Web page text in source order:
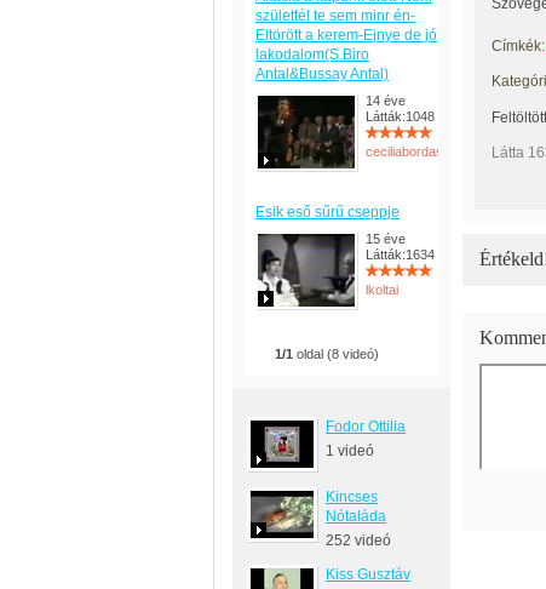
születtél te sem minr én-
Eltörött a kerem-Ejnye de jó
lakodalom(S.Biro
Antal&Bussay Antal)
14 éve
Látták:1048
ceciliabordas
Esik eső sűrű cseppje
15 éve
Látták:1634
lkoltai
1/1 oldal (8 videó)
Fodor Ottilia
1 videó
Kincses
Nótaláda
252 videó
Kiss Gusztáv
Címkék:
Látta